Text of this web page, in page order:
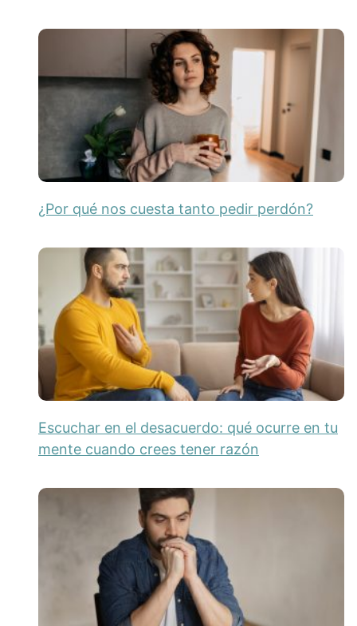
¿Por qué nos cuesta tanto pedir perdón?
Escuchar en el desacuerdo: qué ocurre en tu
mente cuando crees tener razón